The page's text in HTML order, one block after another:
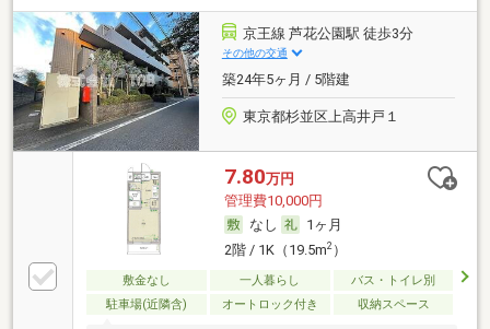
京王線 芦花公園駅 徒歩3分
その他の交通
築24年5ヶ月 / 5階建
東京都杉並区上高井戸１
7.80万円
管理費10,000円
なし
1ヶ月
2階 / 1K（19.5m2）
敷金なし 一人暮らし
バス・トイレ別
駐車場(近隣含)
オートロック付き 収納スペース